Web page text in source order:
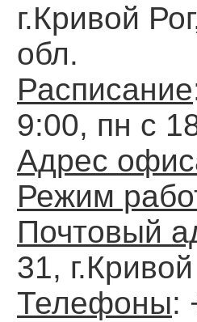
г.Кривой
обл.
Расписание
9:00, пн с
Адрес
Режим
Почтовый
31,
Телефоны: